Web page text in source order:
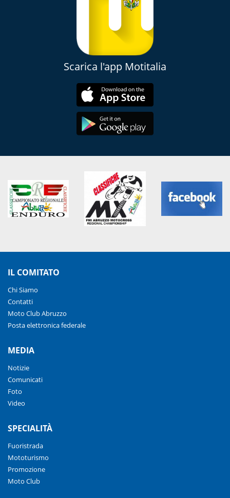
Scarica l'app Motitalia
IL COMITATO
Chi Siamo
Contatti
Moto Club Abruzzo
Posta elettronica federale
MEDIA
Notizie
Comunicati
Foto
Video
SPECIALITÀ
Fuoristrada
Mototurismo
Promozione
Moto Club